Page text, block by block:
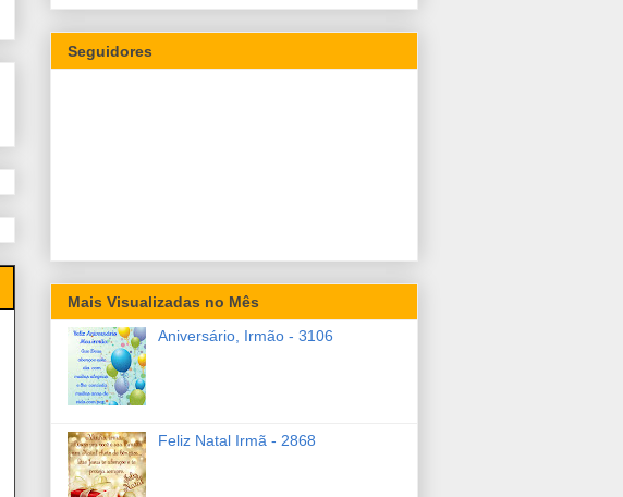
Seguidores
Mais Visualizadas no Mês
Aniversário, Irmão - 3106
Feliz Natal Irmã - 2868